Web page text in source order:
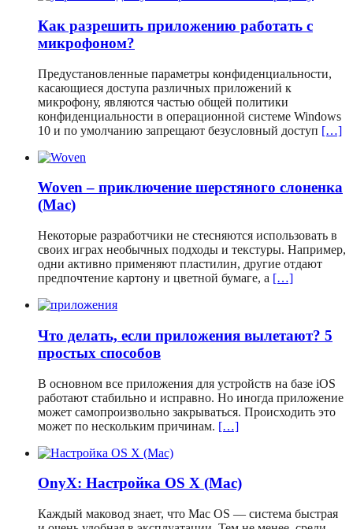
Как разрешить приложению работать с
микрофоном?
Предустановленные параметры конфиденциальности,
касающиеся доступа различных приложений к
микрофону, являются частью общей политики
конфиденциальности в операционной системе Windows
10 и по умолчанию запрещают безусловный доступ […]
Woven – приключение шерстяного слоненка
(Mac)
Некоторые разработчики не стесняются использовать в
своих играх необычных подходы и текстуры. Например,
одни активно применяют пластилин, другие отдают
предпочтение картону и цветной бумаге, а […]
Что делать, если приложения вылетают? 5
простых способов
В основном все приложения для устройств на базе iOS
работают стабильно и исправно. Но иногда приложение
может самопроизвольно закрываться. Происходить это
может по нескольким причинам. […]
OnyX: Настройка OS X (Mac)
Каждый маковод знает, что Mac OS — система быстрая